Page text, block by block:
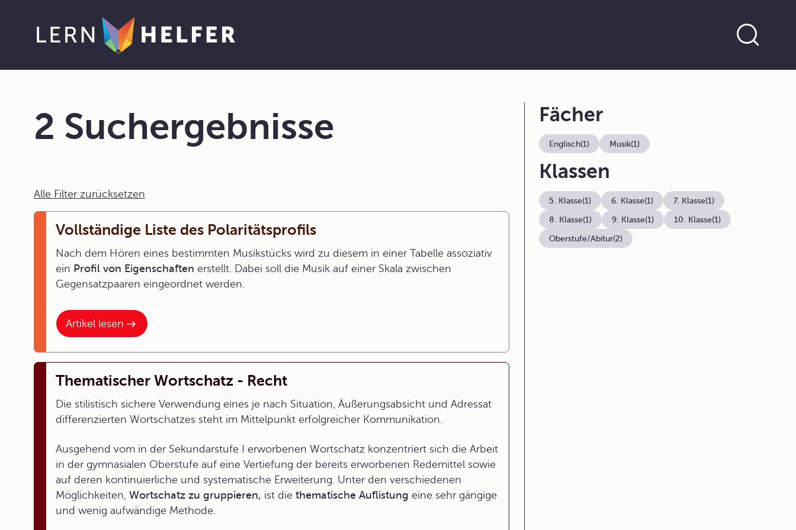
2 Suchergebnisse
Alle Filter zurücksetzen
Artikel lesen
Vollständige Liste des Polaritätsprofils
Nach dem Hören eines bestimmten Musikstücks wird zu diesem in einer Tabelle assoziativ
ein Profil von Eigenschaften erstellt. Dabei soll die Musik auf einer Skala zwischen
Gegensatzpaaren eingeordnet werden.
Thematischer Wortschatz - Recht
Die stilistisch sichere Verwendung eines je nach Situation, Äußerungsabsicht und Adressat
differenzierten Wortschatzes steht im Mittelpunkt erfolgreicher Kommunikation.
Ausgehend vom in der Sekundarstufe I erworbenen Wortschatz konzentriert sich die Arbeit
in der gymnasialen Oberstufe auf eine Vertiefung der bereits erworbenen Redemittel sowie
auf deren kontinuierliche und systematische Erweiterung. Unter den verschiedenen
Möglichkeiten, Wortschatz zu gruppieren, ist die thematische Auflistung eine sehr gängige
und wenig aufwändige Methode.
Fächer
Englisch(1) Musik(1)
Klassen
5. Klasse(1) 6. Klasse(1) 7. Klasse(1)
8. Klasse(1) 9. Klasse(1) 10. Klasse(1)
Oberstufe/Abitur(2)